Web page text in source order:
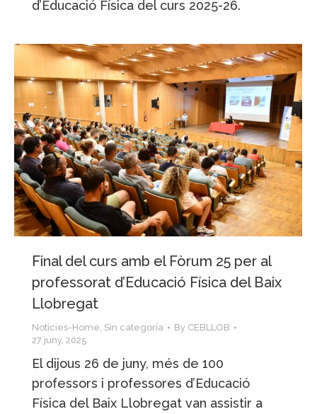
d’Educació Física del curs 2025-26.
Final del curs amb el Fòrum 25 per al
professorat d’Educació Física del Baix
Llobregat
Notícies-Home Sin categoría By CEBLLOB
27 juny, 2025
El dijous 26 de juny, més de 100
professors i professores d’Educació
Física del Baix Llobregat van assistir a